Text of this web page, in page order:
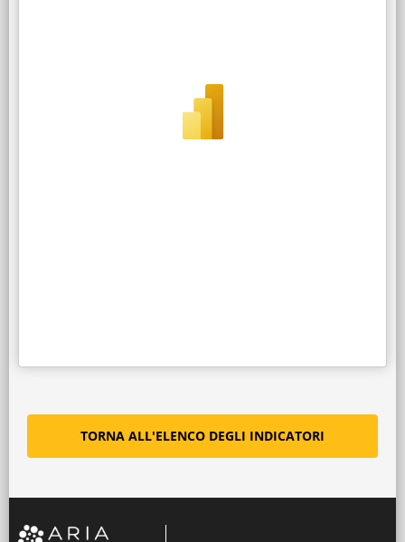
TORNA ALL'ELENCO DEGLI INDICATORI